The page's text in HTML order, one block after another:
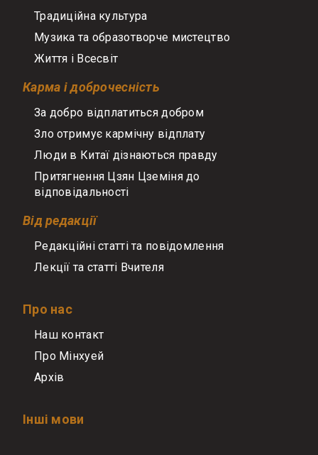
Традиційна культура
Музика та образотворче мистецтво
Життя і Всесвіт
Карма і доброчесність
За добро відплатиться добром
Зло отримує кармічну відплату
Люди в Китаї дізнаються правду
Притягнення Цзян Цземіня до
відповідальності
Від редакції
Редакційні статті та повідомлення
Лекції та статті Вчителя
Про нас
Наш контакт
Про Мінхуей
Архів
Інші мови